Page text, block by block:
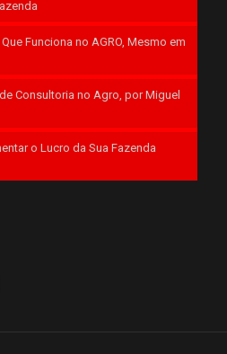
Funciona no AGRO, Mesmo em
Consultoria no Agro, por Miguel
o Lucro da Sua Fazenda